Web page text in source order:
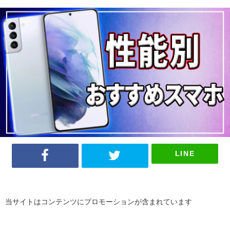
LINE
当サイトはコンテンツにプロモーションが含まれています